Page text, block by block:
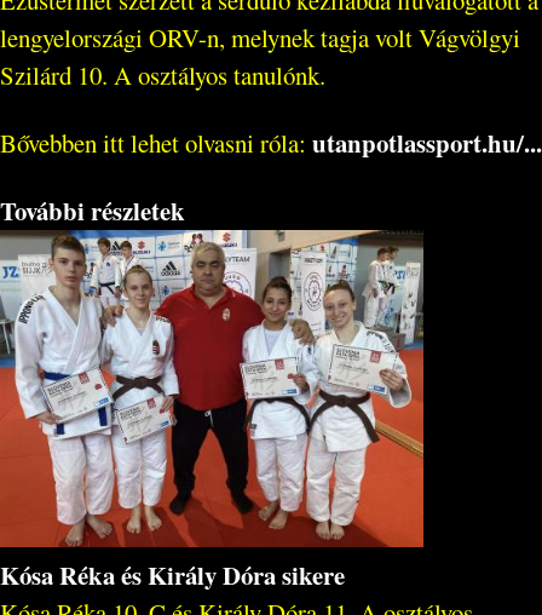
lengyelországi ORV-n, melynek tagja volt Vágvölgyi
Szilárd 10. A osztályos tanulónk.
Bővebben itt lehet olvasni róla: utanpotlassport.hu/...
További részletek
Kósa Réka és Király Dóra sikere